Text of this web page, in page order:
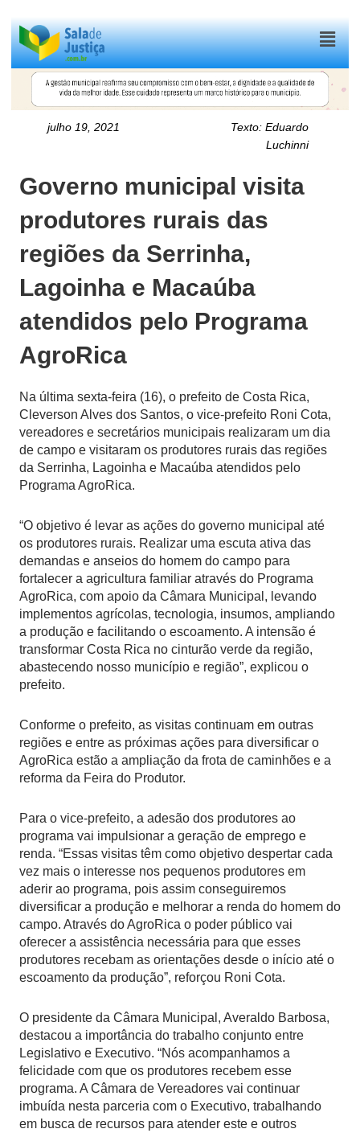
Menu
julho 19, 2021 Texto:Eduardo
Luchinni
Governo municipal visita
produtores rurais das
regiões da Serrinha,
Lagoinha e Macaúba
atendidos pelo Programa
AgroRica
Na última sexta-feira (16), o prefeito de Costa Rica,
Cleverson Alves dos Santos, o vice-prefeito Roni Cota,
vereadores e secretários municipais realizaram um dia
de campo e visitaram os produtores rurais das regiões
da Serrinha, Lagoinha e Macaúba atendidos pelo
Programa AgroRica.
“O objetivo é levar as ações do governo municipal até
os produtores rurais. Realizar uma escuta ativa das
demandas e anseios do homem do campo para
fortalecer a agricultura familiar através do Programa
AgroRica, com apoio da Câmara Municipal, levando
implementos agrícolas, tecnologia, insumos, ampliando
a produção e facilitando o escoamento. A intensão é
transformar Costa Rica no cinturão verde da região,
abastecendo nosso município e região”, explicou o
prefeito.
Conforme o prefeito, as visitas continuam em outras
regiões e entre as próximas ações para diversificar o
AgroRica estão a ampliação da frota de caminhões e a
reforma da Feira do Produtor.
Para o vice-prefeito, a adesão dos produtores ao
programa vai impulsionar a geração de emprego e
renda. “Essas visitas têm como objetivo despertar cada
vez mais o interesse nos pequenos produtores em
aderir ao programa, pois assim conseguiremos
diversificar a produção e melhorar a renda do homem do
campo. Através do AgroRica o poder público vai
oferecer a assistência necessária para que esses
produtores recebam as orientações desde o início até o
escoamento da produção”, reforçou Roni Cota.
O presidente da Câmara Municipal, Averaldo Barbosa,
destacou a importância do trabalho conjunto entre
Legislativo e Executivo. “Nós acompanhamos a
felicidade com que os produtores recebem esse
programa. A Câmara de Vereadores vai continuar
imbuída nesta parceria com o Executivo, trabalhando
em busca de recursos para atender este e outros